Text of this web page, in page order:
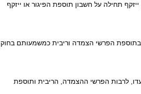
תחילה על חשבון תוספת הפיגור או ייזקף
הפרשי הצמדה וריבית כמשמעותם בחוק
לרבות הפרשי ההצמדה, הריבית ותוספת